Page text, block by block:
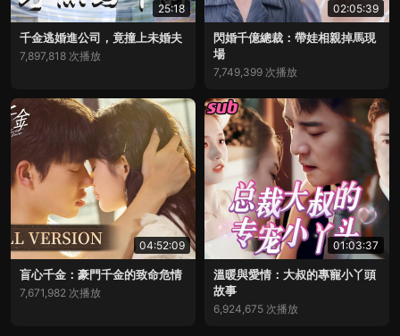
25:18
千金逃婚進公司，竟撞上未婚夫
7,897,818 次播放
02:05:39
閃婚千億總裁：帶娃相親掉馬現
場
7,749,399 次播放
04:52:09
盲心千金：豪門千金的致命危情
7,671,982 次播放
01:03:37
溫暖與愛情：大叔的專寵小丫頭
故事
6,924,675 次播放